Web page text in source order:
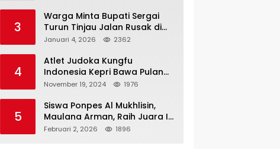
Kantor Hukum JAP
Pertanyakan Kinerja Polresta
Tanjungpinang
3
Warga Minta Bupati Sergai
Turun Tinjau Jalan Rusak di
Dusun 4 Desa Sei Periuk
Januari 4, 2026 2362
4
Atlet Judoka Kungfu
Indonesia Kepri Bawa Pulang
11 Medali Pra Fornas bogor, 3
November 19, 2024 1976
5
Siswa Ponpes Al Mukhlisin,
Maulana Arman, Raih Juara I
Taekwondo Junior Putra di
Februari 2, 2026 1896